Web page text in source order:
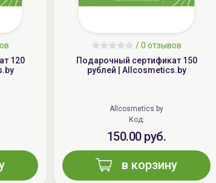
120
/0 отзывов
Подарочный сертификат 150
рублей | Allcosmetics.by
Allcosmetics.by
Код:
150.00 руб.
в корзину